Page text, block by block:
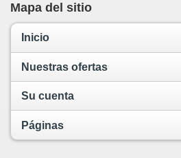
Mapa del sitio
Inicio
Nuestras ofertas
Su cuenta
Páginas